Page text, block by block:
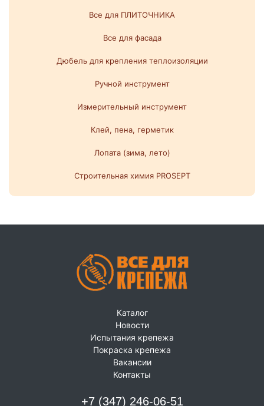
Все для ПЛИТОЧНИКА
Все для фасада
Дюбель для крепления теплоизоляции
Ручной инструмент
Измерительный инструмент
Клей, пена, герметик
Лопата (зима, лето)
Строительная химия PROSEPT
Каталог
Новости
Испытания крепежа
Покраска крепежа
Вакансии
Контакты
+7 (347) 246-06-51